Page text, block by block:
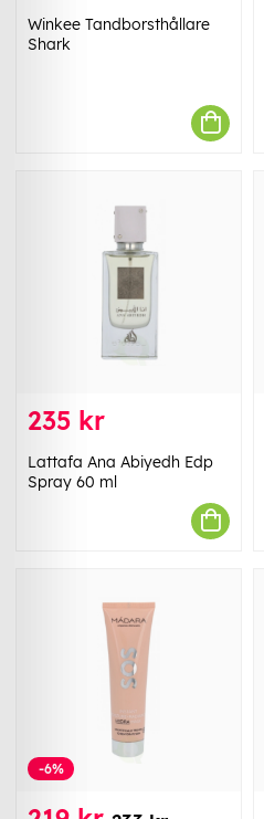
Winkee Tandborsthållare
Shark
235 kr
Lattafa Ana Abiyedh Edp
Spray 60 ml
-6%